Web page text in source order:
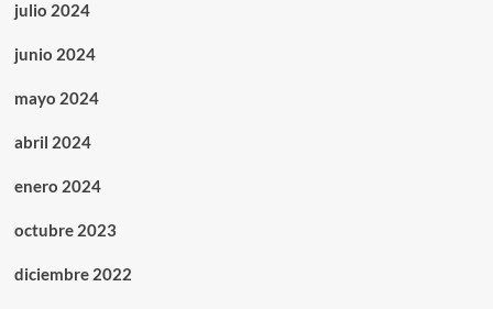
julio 2024
junio 2024
mayo 2024
abril 2024
enero 2024
octubre 2023
diciembre 2022